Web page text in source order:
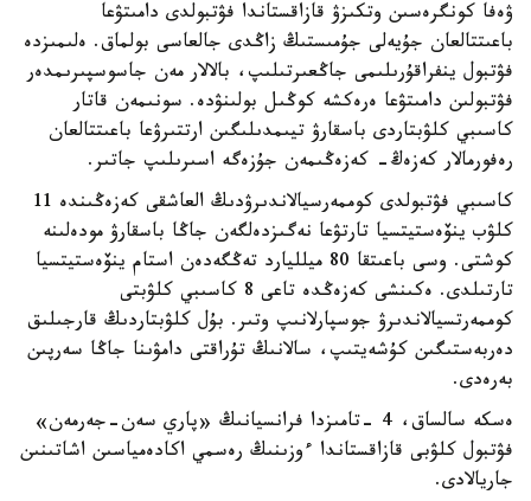
ۋەفا كونگرەسىن وتكىزۋ قازاقستاندا فۋتبولدى دامىتۋعا
باعىتتالعان جۇيەلى جۇمىستىڭ زاڭدى جالعاسى بولماق. ەلىمىزدە
فۋتبول ينفراقۇرىلىمى جاڭعىرتىلىپ، بالالار مەن جاسوسپىرىمدەر
فۋتبولىن دامىتۋعا ەرەكشە كوڭىل بولىنۋدە. سونىمەن قاتار
كاسىبي كلۋبتاردى باسقارۋ تيىمدىلىگىن ارتتىرۋعا باعىتتالعان
رەفورمالار كەزەڭ- كەزەڭىمەن جۇزەگە اسىرىلىپ جاتىر.
كاسىبي فۋتبولدى كوممەرسيالاندىرۋدىڭ العاشقى كەزەڭىندە 11
كلۋب ينۆەستيتسيا تارتۋعا نەگىزدەلگەن جاڭا باسقارۋ مودەلىنە
كوشتى. وسى باعىتقا 80 ميلليارد تەڭگەدەن استام ينۆەستيتسيا
تارتىلدى. ەكىنشى كەزەڭدە تاعى 8 كاسىبي كلۋبتى
كوممەرتسيالاندىرۋ جوسپارلانىپ وتىر. بۇل كلۋبتاردىڭ قارجىلىق
دەربەستىگىن كۇشەيتىپ، سالانىڭ تۇراقتى دامۋىنا جاڭا سەرپىن
بەرەدى.
ەسكە سالساق، 4 -تامىزدا فرانسيانىڭ «پاري سەن-جەرمەن»
فۋتبول كلۋبى قازاقستاندا ءوزىنىڭ رەسمي اكادەمياسىن اشاتىنىن
جاريالادى.